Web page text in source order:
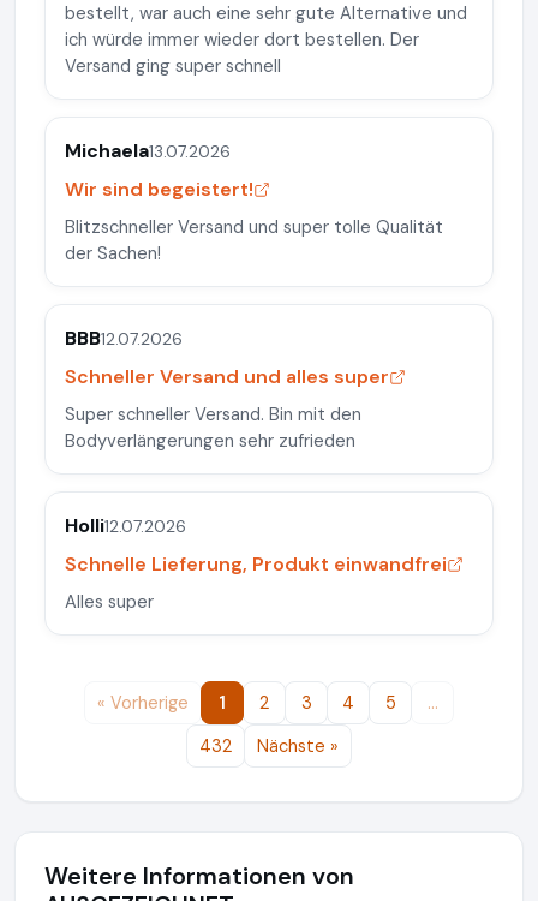
bestellt, war auch eine sehr gute Alternative und
ich würde immer wieder dort bestellen. Der
Versand ging super schnell
Michaela13.07.2026
Wir sind begeistert!
Blitzschneller Versand und super tolle Qualität
der Sachen!
BBB12.07.2026
Schneller Versand und alles super
Super schneller Versand. Bin mit den
Bodyverlängerungen sehr zufrieden
Holli12.07.2026
Schnelle Lieferung, Produkt einwandfrei
Alles super
« Vorherige 1 2 3 4 5
…
432
Nächste »
Weitere Informationen von